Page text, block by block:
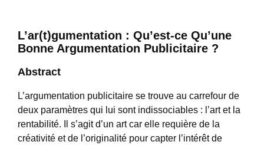
L’ar(t)gumentation : Qu’est-ce Qu’une
Bonne Argumentation Publicitaire ?
Abstract
L’argumentation publicitaire se trouve au carrefour de
deux paramètres qui lui sont indissociables : l’art et la
rentabilité. Il s’agit d’un art car elle requière de la
créativité et de l’originalité pour capter l’intérêt de